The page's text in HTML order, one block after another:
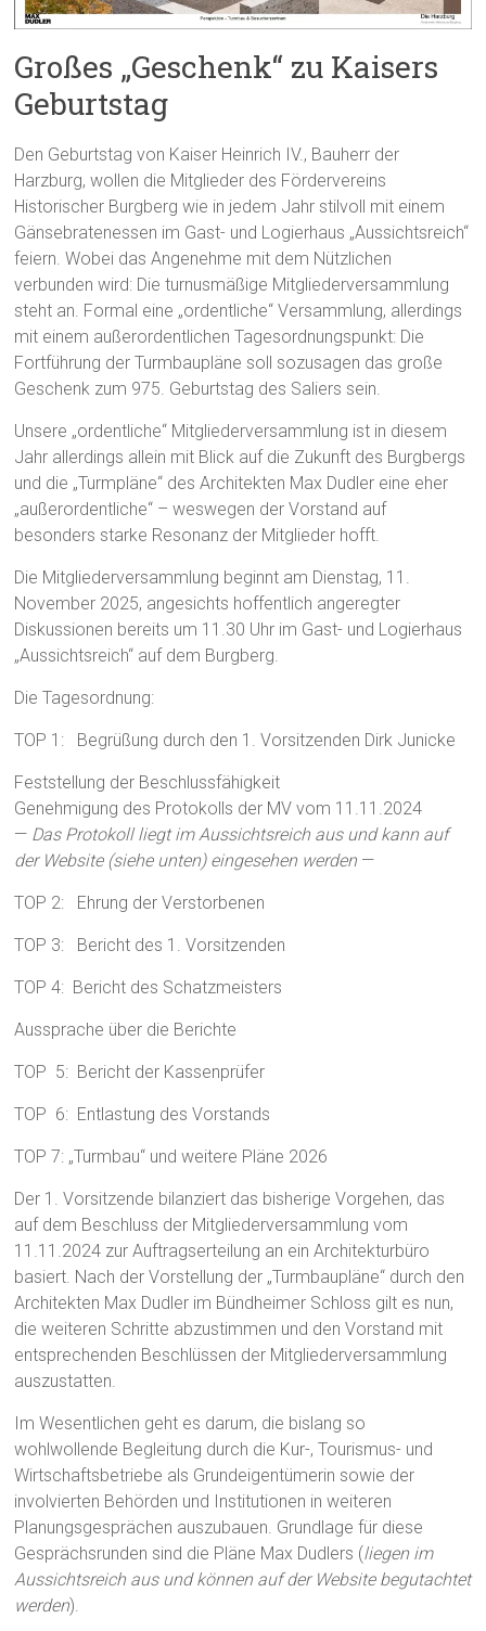
Großes „Geschenk“ zu Kaisers
Geburtstag
Den Geburtstag von Kaiser Heinrich IV., Bauherr der
Harzburg, wollen die Mitglieder des Fördervereins
Historischer Burgberg wie in jedem Jahr stilvoll mit einem
Gänsebratenessen im Gast- und Logierhaus „Aussichtsreich“
feiern. Wobei das Angenehme mit dem Nützlichen
verbunden wird: Die turnusmäßige Mitgliederversammlung
steht an. Formal eine „ordentliche“ Versammlung, allerdings
mit einem außerordentlichen Tagesordnungspunkt: Die
Fortführung der Turmbaupläne soll sozusagen das große
Geschenk zum 975. Geburtstag des Saliers sein.
Unsere „ordentliche“ Mitgliederversammlung ist in diesem
Jahr allerdings allein mit Blick auf die Zukunft des Burgbergs
und die „Turmpläne“ des Architekten Max Dudler eine eher
„außerordentliche“ – weswegen der Vorstand auf
besonders starke Resonanz der Mitglieder hofft.
Die Mitgliederversammlung beginnt am Dienstag, 11.
November 2025, angesichts hoffentlich angeregter
Diskussionen bereits um 11.30 Uhr im Gast- und Logierhaus
„Aussichtsreich“ auf dem Burgberg.
Die Tagesordnung:
TOP 1: Begrüßung durch den 1. Vorsitzenden Dirk Junicke
Feststellung der Beschlussfähigkeit
Genehmigung des Protokolls der MV vom 11.11.2024
— Das Protokoll liegt im Aussichtsreich aus und kann auf
der Website (siehe unten) eingesehen werden —
TOP 2: Ehrung der Verstorbenen
TOP 3: Bericht des 1. Vorsitzenden
TOP 4: Bericht des Schatzmeisters
Aussprache über die Berichte
TOP 5: Bericht der Kassenprüfer
TOP 6: Entlastung des Vorstands
TOP 7: „Turmbau“ und weitere Pläne 2026
Der 1. Vorsitzende bilanziert das bisherige Vorgehen, das
auf dem Beschluss der Mitgliederversammlung vom
11.11.2024 zur Auftragserteilung an ein Architekturbüro
basiert. Nach der Vorstellung der „Turmbaupläne“ durch den
Architekten Max Dudler im Bündheimer Schloss gilt es nun,
die weiteren Schritte abzustimmen und den Vorstand mit
entsprechenden Beschlüssen der Mitgliederversammlung
auszustatten.
Im Wesentlichen geht es darum, die bislang so
wohlwollende Begleitung durch die Kur-, Tourismus- und
Wirtschaftsbetriebe als Grundeigentümerin sowie der
involvierten Behörden und Institutionen in weiteren
Planungsgesprächen auszubauen. Grundlage für diese
Gesprächsrunden sind die Pläne Max Dudlers (liegen im
Aussichtsreich aus und können auf der Website begutachtet
werden).